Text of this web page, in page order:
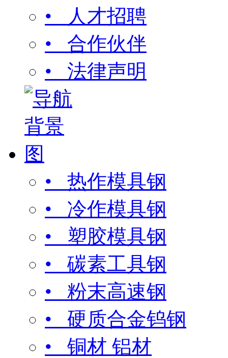
• 人才招聘
• 合作伙伴
• 法律声明
• 热作模具钢
• 冷作模具钢
• 塑胶模具钢
• 碳素工具钢
• 粉末高速钢
• 硬质合金钨钢
• 铜材 铝材